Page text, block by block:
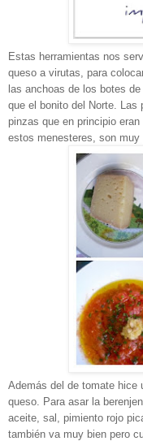
Estas herramientas nos
queso a virutas, para
las anchoas de los botes
que el bonito del Norte. Las
pinzas que en principio
estos menesteres, son muy
Además del de tomate hice
queso. Para asar la
aceite, sal, pimiento rojo
también va muy bien pero